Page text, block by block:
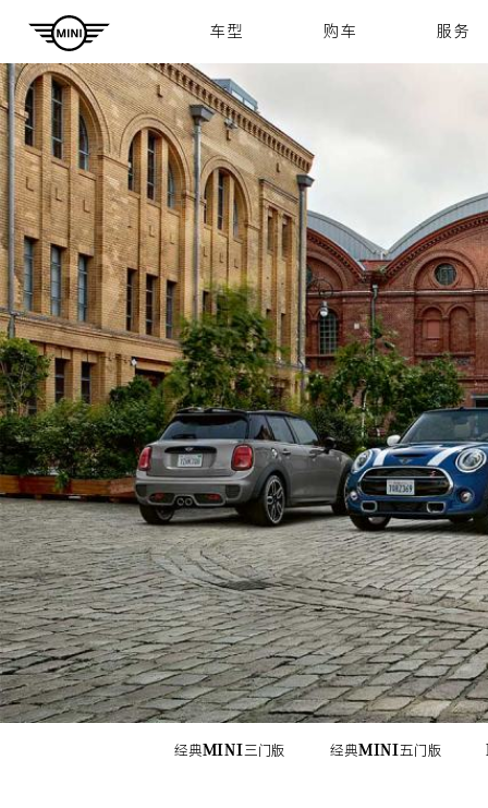
车型 购车 服务
经典MINI三门版 经典MINI五门版